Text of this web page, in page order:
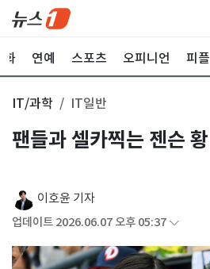
화 연예 스포츠 오피니언 피플
IT/과학 IT일반
팬들과 셀카찍는 젠슨 황
이호윤 기자
업데이트 2026.06.07 오후 05:37